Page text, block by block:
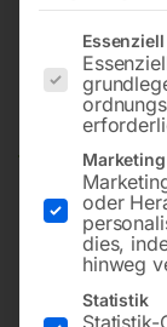
Schnelles und
Es folgt eine
Essenziell
Marketing
oder
dies,
hinweg
Statistik